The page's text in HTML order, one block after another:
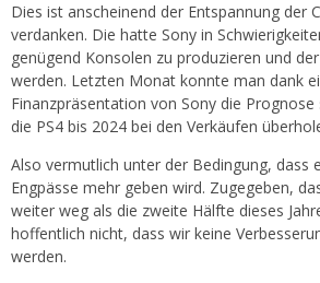
Dies ist anscheinend der Entspannung der
verdanken. Die hatte Sony in
genügend Konsolen zu produzieren und
werden. Letzten Monat konnte man dank
Finanzpräsentation von Sony die Prognose
die PS4 bis 2024 bei den Verkäufen
Also vermutlich unter der Bedingung, dass
Engpässe mehr geben wird. Zugegeben,
weiter weg als die zweite Hälfte dieses
hoffentlich nicht, dass wir keine
werden.